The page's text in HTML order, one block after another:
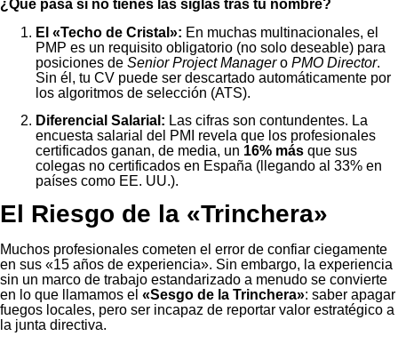
¿Qué pasa si no tienes las siglas tras tu nombre?
El «Techo de Cristal»: En muchas multinacionales, el
PMP es un requisito obligatorio (no solo deseable) para
posiciones de Senior Project Managero PMO Director.
Sin él, tu CV puede ser descartado automáticamente por
los algoritmos de selección (ATS).
Diferencial Salarial: Las cifras son contundentes. La
encuesta salarial del PMI revela que los profesionales
certificados ganan, de media, un 16% más que sus
colegas no certificados en España (llegando al 33% en
países como EE. UU.).
El Riesgo de la «Trinchera»
Muchos profesionales cometen el error de confiar ciegamente
en sus «15 años de experiencia». Sin embargo, la experiencia
sin un marco de trabajo estandarizado a menudo se convierte
en lo que llamamos el «Sesgo de la Trinchera»: saber apagar
fuegos locales, pero ser incapaz de reportar valor estratégico a
la junta directiva.